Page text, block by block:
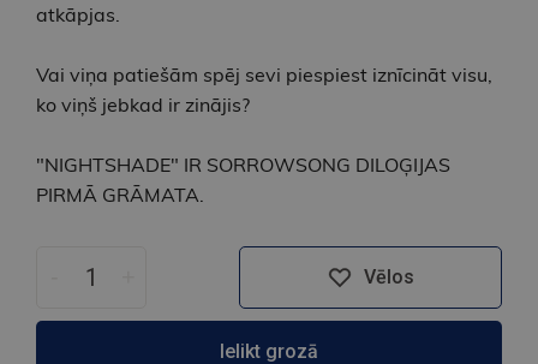
atkāpjas.
Vai viņa patiešām spēj sevi piespiest iznīcināt visu,
ko viņš jebkad ir zinājis?
"NIGHTSHADE" IR SORROWSONG DILOĢIJAS
PIRMĀ GRĀMATA.
Vēlos
Ielikt grozā